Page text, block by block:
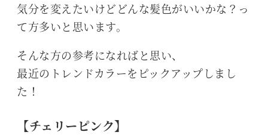
気分を変えたいけどどんな髪色がいいかな？っ
て方多いと思います。
そんな方の参考になればと思い、
最近のトレンドカラーをピックアップしまし
た！
【チェリーピンク】